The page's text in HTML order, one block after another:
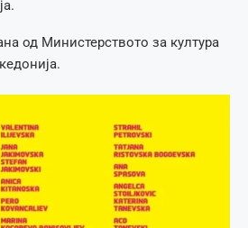
од Министерството за култура